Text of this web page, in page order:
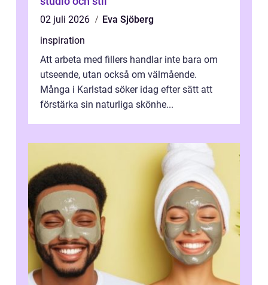
02 juli 2026
Eva Sjöberg
inspiration
Att arbeta med fillers handlar inte bara om
utseende, utan också om välmående.
Många i Karlstad söker idag efter sätt att
förstärka sin naturliga skönhe...